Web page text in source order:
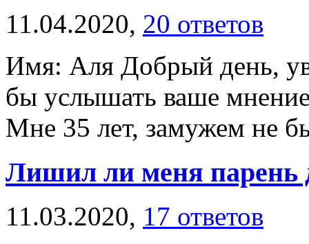
11.04.2020, 20 ответов
Имя: Аля Добрый день,
бы услышать ваше
Мне 35 лет, замужем не
Лишил ли меня парень
11.03.2020, 17 ответов